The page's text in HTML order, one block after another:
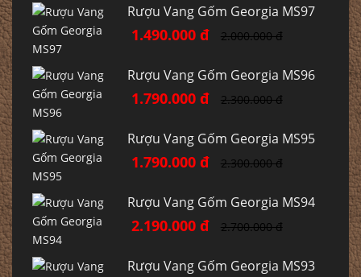
Rượu Vang Gốm Georgia MS97
1.490.000 đ 2.000.000 đ
Rượu Vang Gốm Georgia MS96
1.790.000 đ 2.300.000 đ
Rượu Vang Gốm Georgia MS95
1.790.000 đ 2.300.000 đ
Rượu Vang Gốm Georgia MS94
2.190.000 đ 2.700.000 đ
Rượu Vang Gốm Georgia MS93